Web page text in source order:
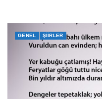
GENEL ŞIIRLER